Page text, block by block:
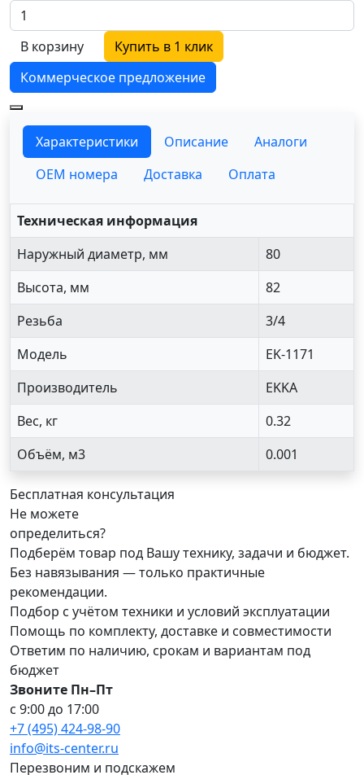
В корзину
Купить в 1 клик
Коммерческое предложение
Характеристики Описание
Аналоги
OEM номера
Доставка Оплата
Техническая информация
Наружный диаметр, мм
80
Высота, мм
82
Резьба
3/4
Модель
EK-1171
Производитель
EKKA
Вес, кг
0.32
Объём, м3
0.001
Бесплатная консультация
Не можете
определиться?
Подберём товар под Вашу технику, задачи и бюджет.
Без навязывания — только практичные
рекомендации.
Подбор с учётом техники и условий эксплуатации
Помощь по комплекту, доставке и совместимости
Ответим по наличию, срокам и вариантам под
бюджет
Звоните Пн–Пт
с 9:00 до 17:00
+7 (495) 424-98-90
info@its-center.ru
Перезвоним и подскажем